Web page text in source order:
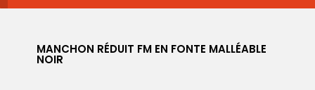
MANCHON RÉDUIT FM EN FONTE MALLÉABLE
NOIR